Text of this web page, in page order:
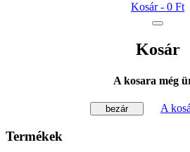
Kosár - 0 Ft
Kosár
A kosara még
bezár A
Termékek